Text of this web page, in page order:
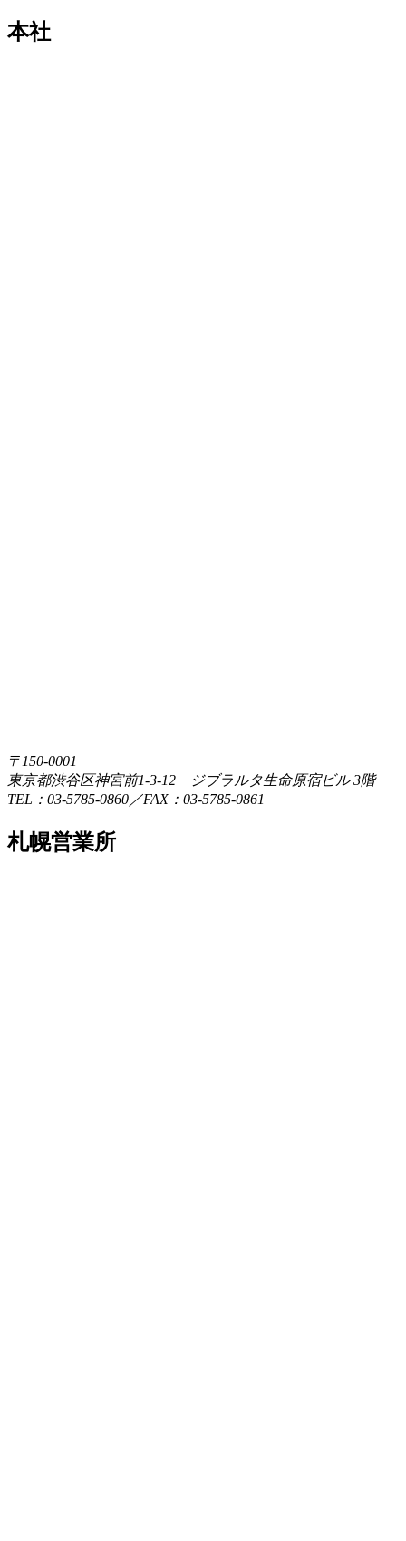
本社
〒150-0001
東京都渋谷区神宮前1-3-12 ジブラルタ生命原宿ビル 3階
TEL：03-5785-0860／FAX：03-5785-0861
札幌営業所